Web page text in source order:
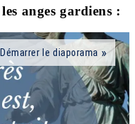
anges gardiens :
Démarrer le diaporama